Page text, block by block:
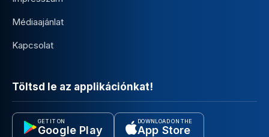
Médiaajánlat
Kapcsolat
Töltsd le az applikációnkat!
GET IT ON
Google Play
DOWNLOAD ON THE
App Store